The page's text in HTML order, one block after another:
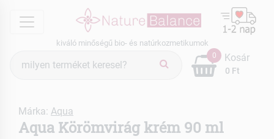
menu
kiváló minőségű bio- és natúrkozmetikumok
keresés
0
0 Ft
Kosár
Márka: Aqua
Aqua Körömvirág krém 90 ml